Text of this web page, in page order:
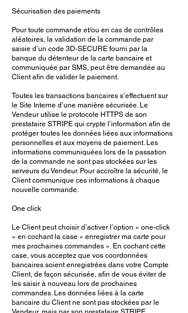
Sécurisation des paiements
Pour toute commande et/ou en cas de contrôles
aléatoires, la validation de la commande par
saisie d’un code 3D-SECURE fourni par la
banque du détenteur de la carte bancaire et
communiquée par SMS, peut être demandée au
Client afin de valider le paiement.
Toutes les transactions bancaires s’effectuent sur
le Site Interne d’une manière sécurisée. Le
Vendeur utilise le protocole HTTPS de son
prestataire STRIPE qui crypte l’information afin de
protéger toutes les données liées aux informations
personnelles et aux moyens de paiement. Les
informations communiquées lors de la passation
de la commande ne sont pas stockées sur les
serveurs du Vendeur. Pour accroître la sécurité, le
Client communique ces informations à chaque
nouvelle commande.
One click
Le Client peut choisir d’activer l’option « one-click
» en cochant la case « enregistrer ma carte pour
mes prochaines commandes ». En cochant cette
case, vous acceptez que vos coordonnées
bancaires soient enregistrées dans votre Compte
Client, de façon sécurisée, afin de vous éviter de
les saisir à nouveau lors de prochaines
commandes. Les données liées à la carte
bancaire du Client ne sont pas stockées par le